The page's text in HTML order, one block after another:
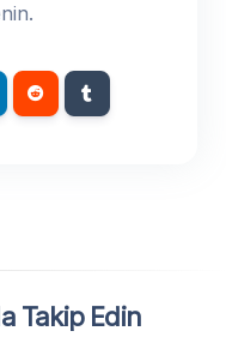
Takip Edin